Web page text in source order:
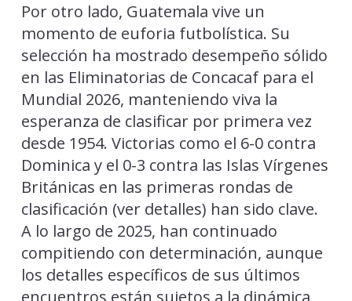
Por otro lado, Guatemala vive un
momento de euforia futbolística. Su
selección ha mostrado desempeño sólido
en las Eliminatorias de Concacaf para el
Mundial 2026, manteniendo viva la
esperanza de clasificar por primera vez
desde 1954. Victorias como el 6-0 contra
Dominica y el 0-3 contra las Islas Vírgenes
Británicas en las primeras rondas de
clasificación (ver detalles) han sido clave.
A lo largo de 2025, han continuado
compitiendo con determinación, aunque
los detalles específicos de sus últimos